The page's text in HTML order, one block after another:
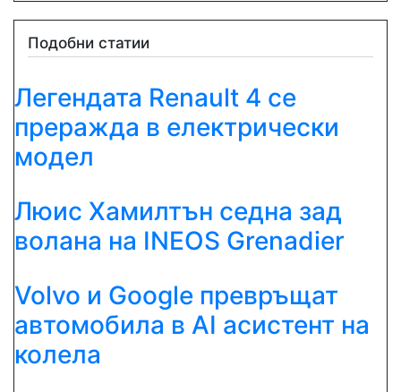
Подобни статии
Легендата Renault 4 се
преражда в електрически
модел
Люис Хамилтън седна зад
волана на INEOS Grenadier
Volvo и Google превръщат
автомобила в AI асистент на
колела